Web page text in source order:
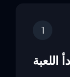
1
اللعبة